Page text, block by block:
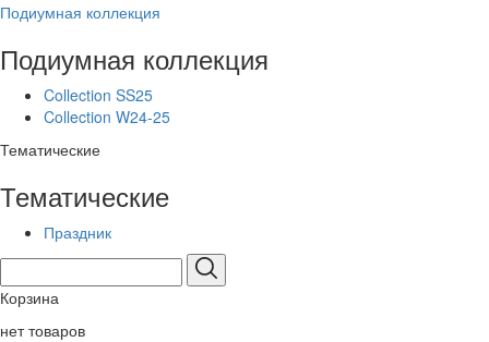
Подиумная коллекция
Подиумная коллекция
Collection SS25
Collection W24-25
Тематические
Тематические
Праздник
Корзина
нет товаров